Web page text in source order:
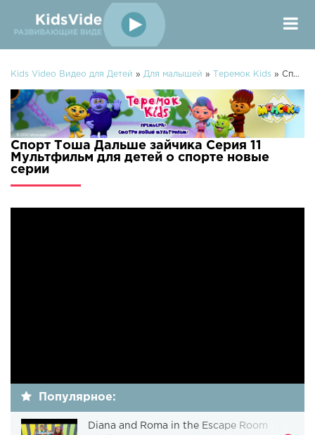
Kids Video Видео для Детей » Для малышей » Теремок Kids » Спорт Тоша Дальше зайчика Серия 11 Мультфильм для детей о спорте
Спорт Тоша Дальше зайчика Серия 11
Мультфильм для детей о спорте новые
серии
Популярное:
Diana and Roma in the Escape Room